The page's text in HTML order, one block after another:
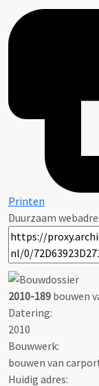
Printen
Duurzaam
2010-189 bouwen
Datering:
2010
Bouwwerk:
bouwen van
Huidig adres: